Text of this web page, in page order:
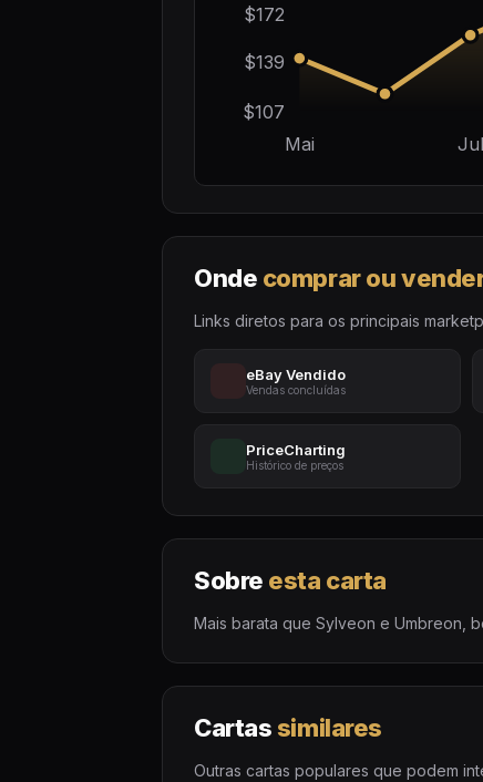
$107
$139
$172
Mai Jul
Onde comprar ou
Links diretos para os principais
eBay Vendido
Vendas concluídas
PriceCharting
Histórico de preços
Sobre esta carta
Mais barata que Sylveon e Umbreon,
Cartassimilares
Outras cartas populares que podem